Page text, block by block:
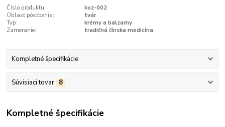
Číslo produktu:
koz-002
Oblasť pôsobenia:
tvár
Typ:
krémy a balzamy
Zameranie:
tradičná čínska medicína
Kompletné špecifikácie
Súvisiaci tovar 8
Kompletné špecifikácie